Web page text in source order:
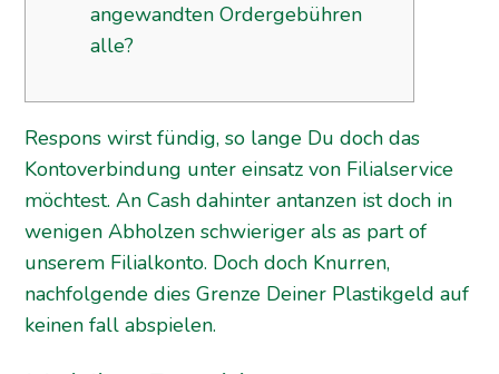
angewandten Ordergebühren
alle?
Respons wirst fündig, so lange Du doch das
Kontoverbindung unter einsatz von Filialservice
möchtest. An Cash dahinter antanzen ist doch in
wenigen Abholzen schwieriger als as part of
unserem Filialkonto. Doch doch Knurren,
nachfolgende dies Grenze Deiner Plastikgeld auf
keinen fall abspielen.